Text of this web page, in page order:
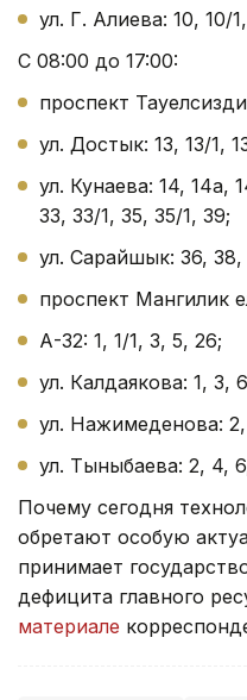
ул. Г. Алиева: 10, 10/
С 08:00 до 17:00:
проспект
ул. Достык: 13, 13/1,
ул. Кунаева: 14, 14а,
33, 33/1, 35, 35/1, 39;
ул. Сарайшык: 36, 38,
проспект Мангилик
А-32: 1, 1/1, 3, 5, 26;
ул. Калдаякова: 1, 3,
ул. Нажимеденова:
ул. Тыныбаева: 2, 4,
Почему сегодня
обретают особую
принимает
дефицита главного
материале